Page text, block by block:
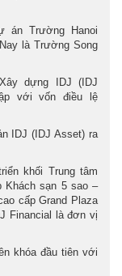
án Trường Hanoi
là Trường Song
dựng IDJ (IDJ
với vốn điều lệ
IDJ (IDJ Asset) ra
khối Trung tâm
Khách sạn 5 sao –
cấp Grand Plaza
Financial là đơn vị
khóa đầu tiên với